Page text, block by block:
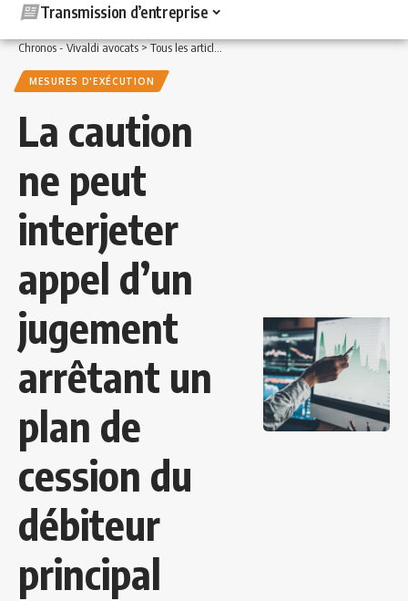
Transmission d’entreprise
Chronos - Vivaldi avocats>Tous les articles >Banque / Crédit>Mesures
MESURES D'EXÉCUTION
La caution
ne peut
interjeter
appel d’un
jugement
arrêtant un
plan de
cession du
débiteur
principal